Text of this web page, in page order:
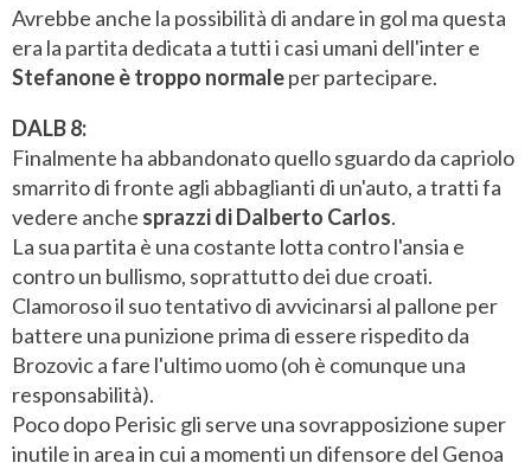
Avrebbe anche la possibilità di andare in gol ma questa
era la partita dedicata a tutti i casi umani dell'inter e
Stefanone è troppo normaleper partecipare.
DALB 8:
Finalmente ha abbandonato quello sguardo da capriolo
smarrito di fronte agli abbaglianti di un'auto, a tratti fa
vedere anche sprazzi di Dalberto Carlos.
La sua partita è una costante lotta contro l'ansia e
contro un bullismo, soprattutto dei due croati.
Clamoroso il suo tentativo di avvicinarsi al pallone per
battere una punizione prima di essere rispedito da
Brozovic a fare l'ultimo uomo (oh è comunque una
responsabilità).
Poco dopo Perisic gli serve una sovrapposizione super
inutile in area in cui a momenti un difensore del Genoa